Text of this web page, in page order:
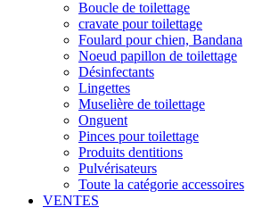
Boucle de toilettage
cravate pour toilettage
Foulard pour chien, Bandana
Noeud papillon de toilettage
Désinfectants
Lingettes
Muselière de toilettage
Onguent
Pinces pour toilettage
Produits dentitions
Pulvérisateurs
Toute la catégorie accessoires
VENTES